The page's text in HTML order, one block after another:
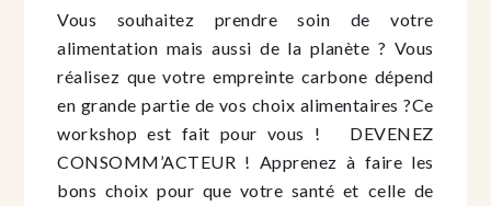
Vous souhaitez prendre soin de votre
alimentation mais aussi de la planète ? Vous
réalisez que votre empreinte carbone dépend
en grande partie de vos choix alimentaires ?Ce
workshop est fait pour vous ! DEVENEZ
CONSOMM’ACTEUR ! Apprenez à faire les
bons choix pour que votre santé et celle de